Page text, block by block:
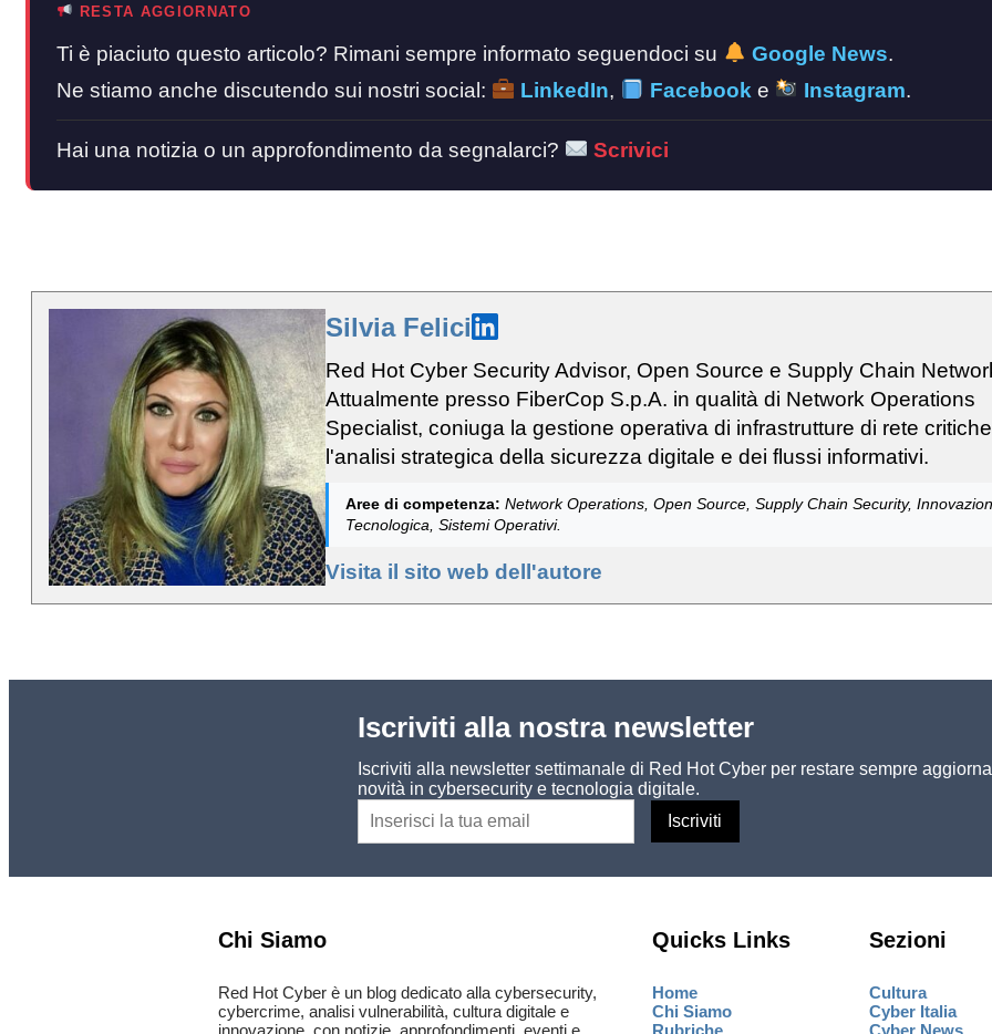
RESTA AGGIORNATO
Ti è piaciuto questo articolo? Rimani sempre informato seguendoci su Google News.
Ne stiamo anche discutendo sui nostri social:
LinkedIn, Facebook e Instagram.
Hai una notizia o un approfondimento da segnalarci? Scrivici
Silvia Felici
Red Hot Cyber Security Advisor, Open Source e Supply Chain
Attualmente presso FiberCop S.p.A. in qualità di Network Operations
Specialist, coniuga la gestione operativa di infrastrutture di rete
l'analisi strategica della sicurezza digitale e dei flussi informativi.
Aree di competenza: Network Operations, Open Source, Supply Chain Security,
Tecnologica, Sistemi Operativi.
Visita il sito web dell'autore
Iscriviti alla nostra newsletter
Iscriviti alla newsletter settimanale di Red Hot Cyber per restare sempre
novità in cybersecurity e tecnologia digitale.
Chi Siamo
Red Hot Cyber è un blog dedicato alla cybersecurity,
cybercrime, analisi vulnerabilità, cultura digitale e
innovazione, con notizie, approfondimenti, eventi e
Quicks Links
Home
Chi Siamo
Rubriche
Sezioni
Cultura
Cyber Italia
Cyber News